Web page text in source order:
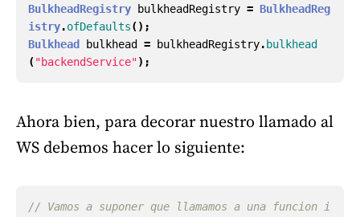
BulkheadRegistry bulkheadRegistry = BulkheadReg
istry.ofDefaults();
Bulkhead
bulkhead = bulkheadRegistry. bulkhead
( "backendService");
Ahora bien, para decorar nuestro llamado al
WS debemos hacer lo siguiente:
// Vamos a suponer que llamamos a una funcion i